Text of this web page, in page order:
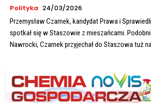
Polityka 24/03/2026
Przemysław Czarnek, kandydat Prawa i
spotkał się w Staszowie z mieszańcami.
Nawrocki, Czarnek przyjechał do Staszowa tuż